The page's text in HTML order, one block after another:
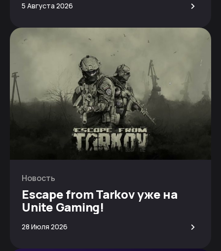
5 Августа 2026 >
Новость
Escape from Tarkov уже на
Unite Gaming!
28 Июля 2026 >